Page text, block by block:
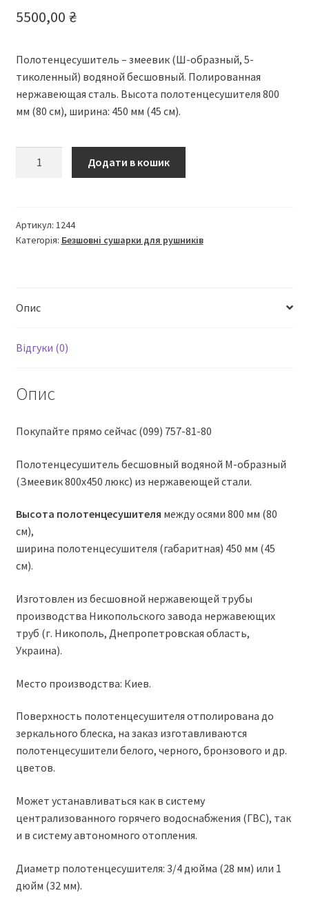
5500,00 ₴
Полотенцесушитель – змеевик (Ш-образный, 5-
тиколенный) водяной бесшовный. Полированная
нержавеющая сталь. Высота полотенцесушителя 800
мм (80 см), ширина: 450 мм (45 см).
люкс
бесшовный
Додати в кошик
Артикул: 1244
Категорія: Безшовні сушарки для рушників
Опис
Відгуки (0)
Опис
Покупайте прямо сейчас (099) 757-81-80
Полотенцесушитель бесшовный водяной М-образный
(Змеевик 800х450 люкс) из нержавеющей стали.
Высота полотенцесушителя между осями 800 мм (80
см),
ширина полотенцесушителя (габаритная) 450 мм (45
см).
Изготовлен из бесшовной нержавеющей трубы
производства Никопольского завода нержавеющих
труб (г. Никополь, Днепропетровская область,
Украина).
Место производства: Киев.
Поверхность полотенцесушителя отполирована до
зеркального блеска, на заказ изготавливаются
полотенцесушители белого, черного, бронзового и др.
цветов.
Может устанавливаться как в систему
централизованного горячего водоснабжения (ГВС), так
и в систему автономного отопления.
Диаметр полотенцесушителя: 3/4 дюйма (28 мм) или 1
дюйм (32 мм).